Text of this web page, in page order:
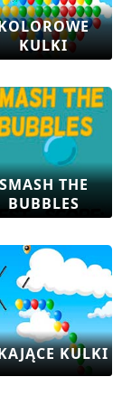
KULKI
THE
BUBBLES
KULKI